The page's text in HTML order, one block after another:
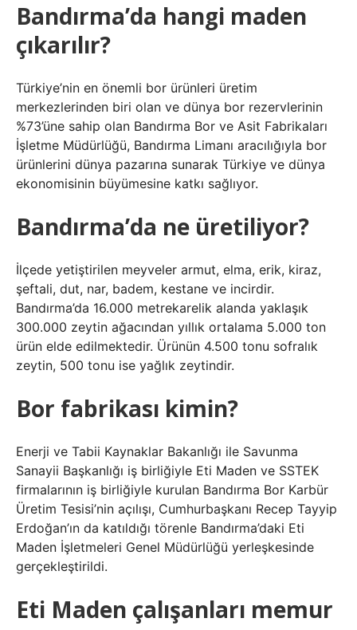
Bandırma’da hangi maden
çıkarılır?
Türkiye’nin en önemli bor ürünleri üretim
merkezlerinden biri olan ve dünya bor rezervlerinin
%73’üne sahip olan Bandırma Bor ve Asit Fabrikaları
İşletme Müdürlüğü, Bandırma Limanı aracılığıyla bor
ürünlerini dünya pazarına sunarak Türkiye ve dünya
ekonomisinin büyümesine katkı sağlıyor.
Bandırma’da ne üretiliyor?
İlçede yetiştirilen meyveler armut, elma, erik, kiraz,
şeftali, dut, nar, badem, kestane ve incirdir.
Bandırma’da 16.000 metrekarelik alanda yaklaşık
300.000 zeytin ağacından yıllık ortalama 5.000 ton
ürün elde edilmektedir. Ürünün 4.500 tonu sofralık
zeytin, 500 tonu ise yağlık zeytindir.
Bor fabrikası kimin?
Enerji ve Tabii Kaynaklar Bakanlığı ile Savunma
Sanayii Başkanlığı iş birliğiyle Eti Maden ve SSTEK
firmalarının iş birliğiyle kurulan Bandırma Bor Karbür
Üretim Tesisi’nin açılışı, Cumhurbaşkanı Recep Tayyip
Erdoğan’ın da katıldığı törenle Bandırma’daki Eti
Maden İşletmeleri Genel Müdürlüğü yerleşkesinde
gerçekleştirildi.
Eti Maden çalışanları memur